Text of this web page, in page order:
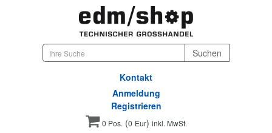
Kontakt
Anmeldung
Registrieren
0 Pos.(0 Eur) inkl. MwSt.